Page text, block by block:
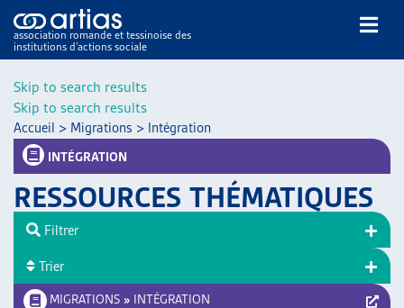
Skip to search results
Skip to search results
association romande et tessinoise des
institutions d’actions sociale
NOS PUBLICATIONS
DOSSIERS DU MOIS
VEILLE
Accueil > Migrations > Intégration
INTÉGRATION
RESSOURCES THÉMATIQUES
MIGRATIONS » INTÉGRATION
Filtrer
Trier